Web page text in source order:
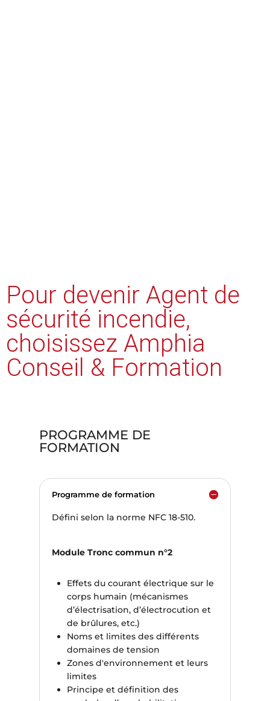
Pour devenir Agent de
sécurité incendie,
choisissez Amphia
Conseil & Formation
PROGRAMME DE
FORMATION
Programme de formation
Défini selon la norme NFC 18-510.
Module Tronc commun n°2
Effets du courant électrique sur le
corps humain (mécanismes
d’électrisation, d’électrocution et
de brûlures, etc.)
Noms et limites des différents
domaines de tension
Zones d'environnement et leurs
limites
Principe et définition des